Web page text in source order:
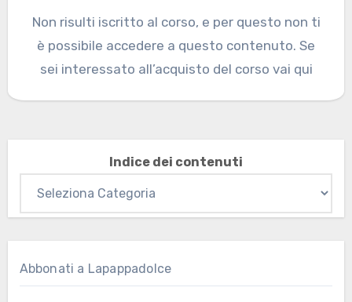
Non risulti iscritto al corso, e per questo non ti
è possibile accedere a questo contenuto. Se
sei interessato all’acquisto del corso vai qui
Indice dei contenuti
Abbonati a Lapappadolce